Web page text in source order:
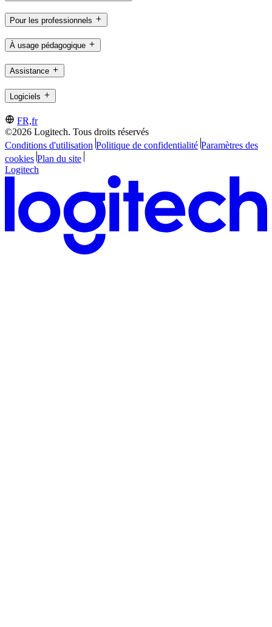
Pour les professionnels
À usage pédagogique
Assistance
Logiciels
FR,fr
©2026 Logitech. Tous droits réservés
Conditions d'utilisation Politique de confidentialité Paramètres des
cookies Plan du site
Logitech